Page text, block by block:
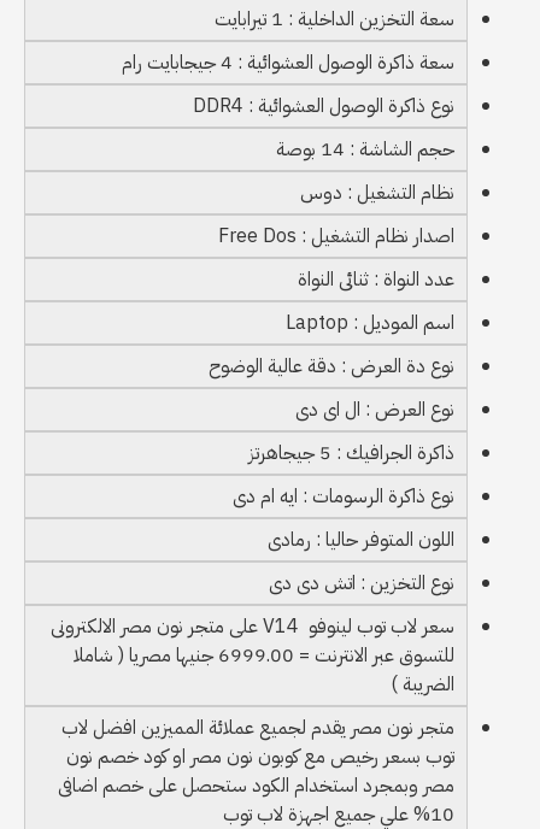
سعة التخزين الداخلية : 1 تيرابايت
سعة ذاكرة الوصول العشوائية : 4 جيجابايت رام
نوع ذاكرة الوصول العشوائية : DDR4
حجم الشاشة : 14 بوصة
نظام التشغيل : دوس
اصدار نظام التشغيل : Free Dos
عدد النواة : ثنائى النواة
اسم الموديل : Laptop
نوع دة العرض : دقة عالية الوضوح
نوع العرض : ال اى دى
ذاكرة الجرافيك : 5 جيجاهرتز
نوع ذاكرة الرسومات : ايه ام دى
اللون المتوفر حاليا : رمادى
نوع التخزين : اتش دى دى
سعر لاب توب لينوفو V14 على متجر نون مصر الالكترونى
للتسوق عبر الانترنت = 6999.00 جنيها مصريا ( شاملا
الضريبة )
متجر نون مصر يقدم لجميع عملائة المميزين افضل لاب
توب بسعر رخيص مع كوبون نون مصر او كود خصم نون
مصر وبمجرد استخدام الكود ستحصل على خصم اضافى
10% علي جميع اجهزة لاب توب